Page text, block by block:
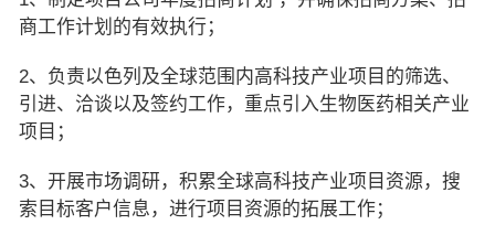
商工作计划的有效执行；
2、负责以色列及全球范围内高科技产业项目的筛选、
引进、洽谈以及签约工作，重点引入生物医药相关产业
项目；
3、开展市场调研，积累全球高科技产业项目资源，搜
索目标客户信息，进行项目资源的拓展工作；